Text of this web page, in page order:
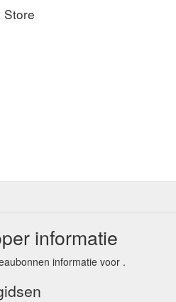
Store
informatie
informatie voor .